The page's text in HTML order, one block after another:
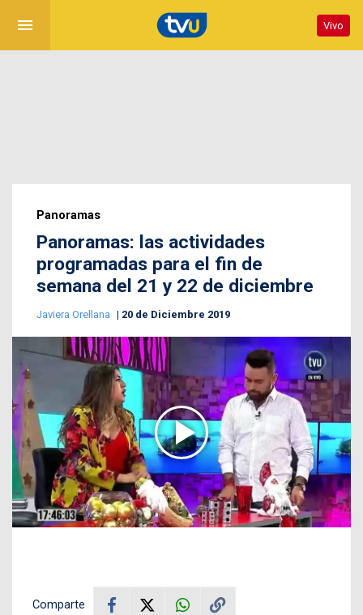
menu Vivo
Panoramas
Panoramas: las actividades
programadas para el fin de
semana del 21 y 22 de diciembre
Javiera Orellana 20 de Diciembre 2019
Comparte